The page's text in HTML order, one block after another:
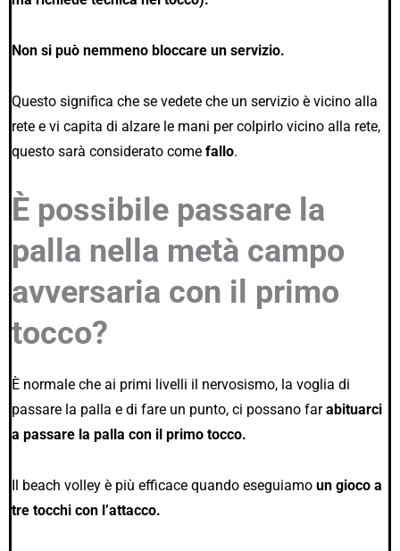
Non si può nemmeno bloccare un servizio.
Questo significa che se vedete che un servizio è vicino alla
rete e vi capita di alzare le mani per colpirlo vicino alla rete,
questo sarà considerato come fallo.
È possibile passare la
palla nella metà campo
avversaria con il primo
tocco?
È normale che ai primi livelli il nervosismo, la voglia di
passare la palla e di fare un punto, ci possano farabituarci
a passare la palla con il primo tocco.
Il beach volley è più efficace quando eseguiamo un gioco a
tre tocchi con l’attacco.